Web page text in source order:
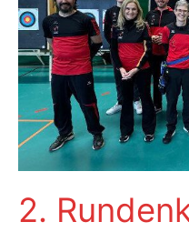
Jugendrundenkampf
2.